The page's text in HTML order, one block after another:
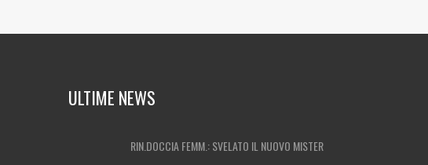
ULTIME NEWS
RIN.DOCCIA FEMM.: SVELATO IL NUOVO MISTER